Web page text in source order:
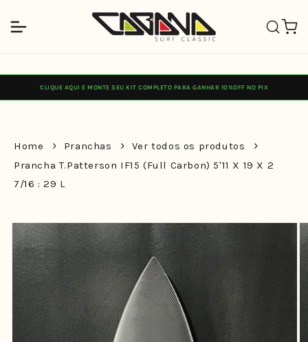
conteúdo
CLIQUE AQUI E MONTE SEU KIT COMPLETO PARA GANHAR 10%OFF NO PIX
Home Pranchas
Ver todos os produtos
Prancha T.Patterson IF15 (Full Carbon) 5'11 X 19 X 2
7/16 : 29 L
as
informações
do produto